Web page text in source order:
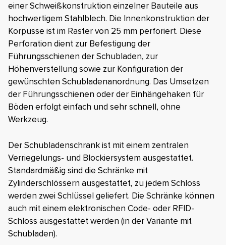
einer Schweißkonstruktion einzelner Bauteile aus
hochwertigem Stahlblech. Die Innenkonstruktion der
Korpusse ist im Raster von 25 mm perforiert. Diese
Perforation dient zur Befestigung der
Führungsschienen der Schubladen, zur
Höhenverstellung sowie zur Konfiguration der
gewünschten Schubladenanordnung. Das Umsetzen
der Führungsschienen oder der Einhängehaken für
Böden erfolgt einfach und sehr schnell, ohne
Werkzeug.
Der Schubladenschrank ist mit einem zentralen
Verriegelungs- und Blockiersystem ausgestattet.
Standardmäßig sind die Schränke mit
Zylinderschlössern ausgestattet, zu jedem Schloss
werden zwei Schlüssel geliefert. Die Schränke können
auch mit einem elektronischen Code- oder RFID-
Schloss ausgestattet werden (in der Variante mit
Schubladen).